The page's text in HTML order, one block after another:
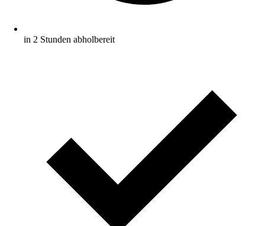
in 2 Stunden abholbereit